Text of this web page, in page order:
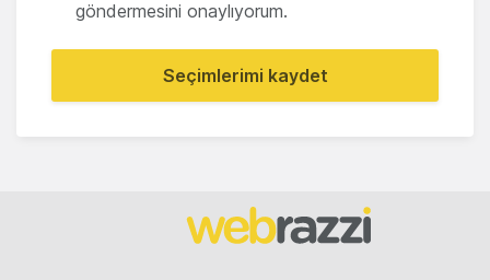
göndermesini onaylıyorum.
Seçimlerimi kaydet